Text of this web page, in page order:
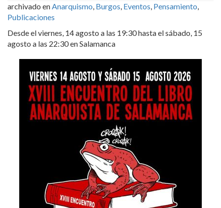
archivado enAnarquismo, Burgos, Eventos, Pensamiento,
Publicaciones
Desde el viernes, 14 agosto a las 19:30 hasta el sábado, 15
agosto a las 22:30 en Salamanca